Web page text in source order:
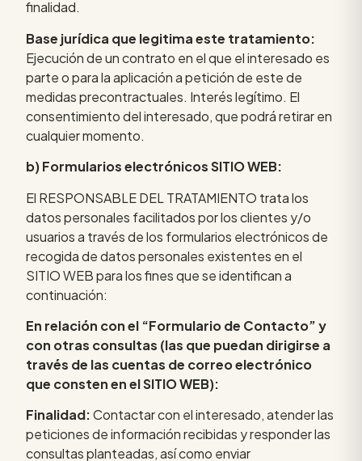
finalidad.
Base jurídica que legitima este tratamiento:
Ejecución de un contrato en el que el interesado es
parte o para la aplicación a petición de este de
medidas precontractuales. Interés legítimo. El
consentimiento del interesado, que podrá retirar en
cualquier momento.
b) Formularios electrónicos SITIO WEB:
El RESPONSABLE DEL TRATAMIENTO trata los
datos personales facilitados por los clientes y/o
usuarios a través de los formularios electrónicos de
recogida de datos personales existentes en el
SITIO WEB para los fines que se identifican a
continuación:
En relación con el “Formulario de Contacto” y
con otras consultas (las que puedan dirigirse a
través de las cuentas de correo electrónico
que consten en el SITIO WEB):
Finalidad:Contactar con el interesado, atender las
peticiones de información recibidas y responder las
consultas planteadas, así como enviar